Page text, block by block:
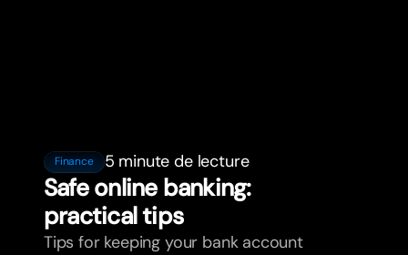
Finance 5 minute de lecture
Safe online banking:
practical tips
Tips for keeping your bank account